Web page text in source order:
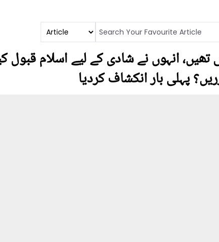
انہوں نے شادی کے لیے اسلام قبول
پہلی بار انکشاف کردیا